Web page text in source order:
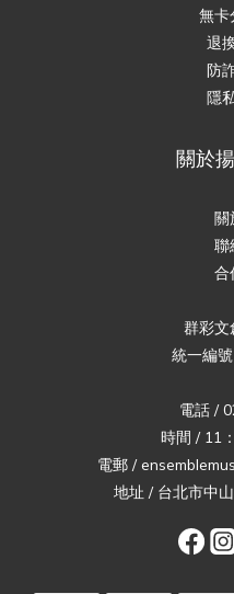
無卡
退
防
隱
關於
關
聯
合
群彩文
統一編
電話 /
時間 / 11
電郵 /
地址 / 台北市中